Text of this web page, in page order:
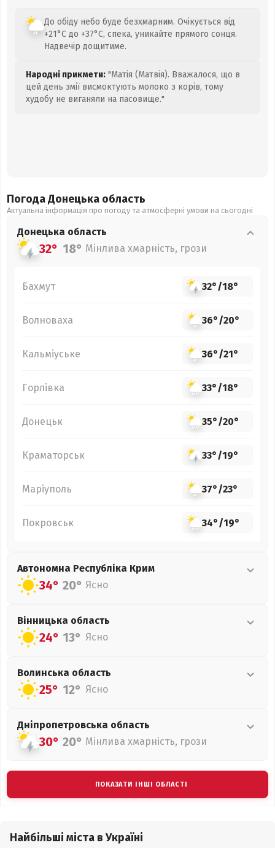
До обіду небо буде безхмарним. Очікується від
+21°C до +37°C, спека, уникайте прямого сонця.
Надвечір дощитиме.
Народні прикмети: "Матія (Матвія). Вважалося, що в
цей день змії висмоктують молоко з корів, тому
худобу не виганяли на пасовище."
Погода Донецька область
Актуальна інформація про погоду та атмосферні умови на сьогодні
Донецька область
32° 18° Мінлива хмарність, грози
Бахмут 32°/18°
Волноваха 36°/20°
Кальміуське 36°/21°
Горлівка 33°/18°
Донецьк 35°/20°
Краматорськ 33°/19°
Маріуполь 37°/23°
Покровськ 34°/19°
Автономна Республіка Крим
34° 20° Ясно
Вінницька область
24° 13° Ясно
Волинська область
25° 12° Ясно
Дніпропетровська область
30° 20° Мінлива хмарність, грози
ПОКАЗАТИ ІНШІ ОБЛАСТІ
Найбільші міста в Україні